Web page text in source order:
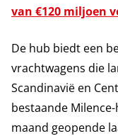
van €120 miljoen
De hub biedt een
vrachtwagens die
Scandinavië en
bestaande
maand geopende